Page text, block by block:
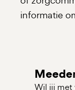
informatie
Wil jij met